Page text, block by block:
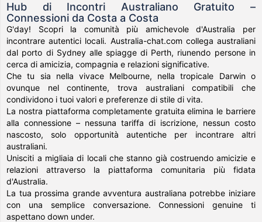
Hub di Incontri Australiano Gratuito –
Connessioni da Costa a Costa
G'day! Scopri la comunità più amichevole d'Australia per
incontrare autentici locali. Australia-chat.com collega australiani
dal porto di Sydney alle spiagge di Perth, riunendo persone in
cerca di amicizia, compagnia e relazioni significative.
Che tu sia nella vivace Melbourne, nella tropicale Darwin o
ovunque nel continente, trova australiani compatibili che
condividono i tuoi valori e preferenze di stile di vita.
La nostra piattaforma completamente gratuita elimina le barriere
alla connessione – nessuna tariffa di iscrizione, nessun costo
nascosto, solo opportunità autentiche per incontrare altri
australiani.
Unisciti a migliaia di locali che stanno già costruendo amicizie e
relazioni attraverso la piattaforma comunitaria più fidata
d'Australia.
La tua prossima grande avventura australiana potrebbe iniziare
con una semplice conversazione. Connessioni genuine ti
aspettano down under.